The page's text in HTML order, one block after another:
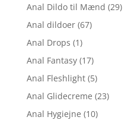
Anal Dildo til Mænd (29)
Anal dildoer (67)
Anal Drops (1)
Anal Fantasy (17)
Anal Fleshlight (5)
Anal Glidecreme (23)
Anal Hygiejne (10)